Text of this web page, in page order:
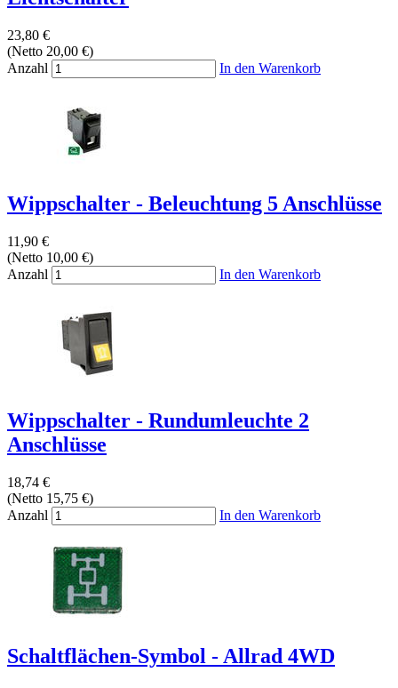
23,80 €
(Netto 20,00 €)
Anzahl
In den Warenkorb
Wippschalter - Beleuchtung 5 Anschlüsse
11,90 €
(Netto 10,00 €)
Anzahl
In den Warenkorb
Wippschalter - Rundumleuchte 2
Anschlüsse
18,74 €
(Netto 15,75 €)
Anzahl
In den Warenkorb
Schaltflächen-Symbol - Allrad 4WD